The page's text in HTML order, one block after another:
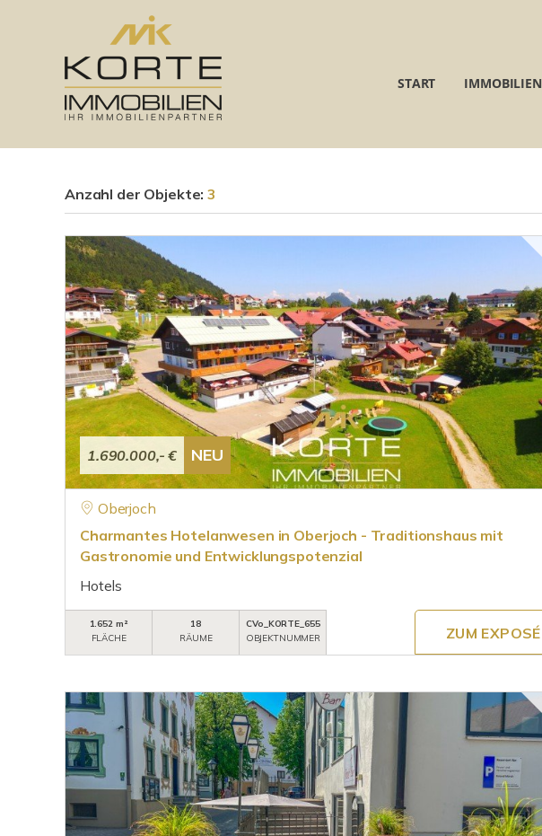
START IMMOBILIEN
Anzahl der Objekte:3
1.690.000,- € NEU
Oberjoch
Charmantes Hotelanwesen in Oberjoch - Traditionshaus mit
Gastronomie und Entwicklungspotenzial
Hotels
1.652 m²
FLÄCHE
18
RÄUME
CVo_KORTE_655
OBJEKTNUMMER
ZUM EXPOSÉ